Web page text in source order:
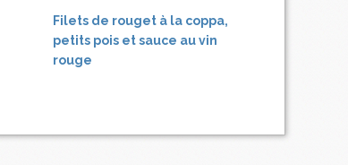
Filets de rouget à la coppa,
petits pois et sauce au vin
rouge